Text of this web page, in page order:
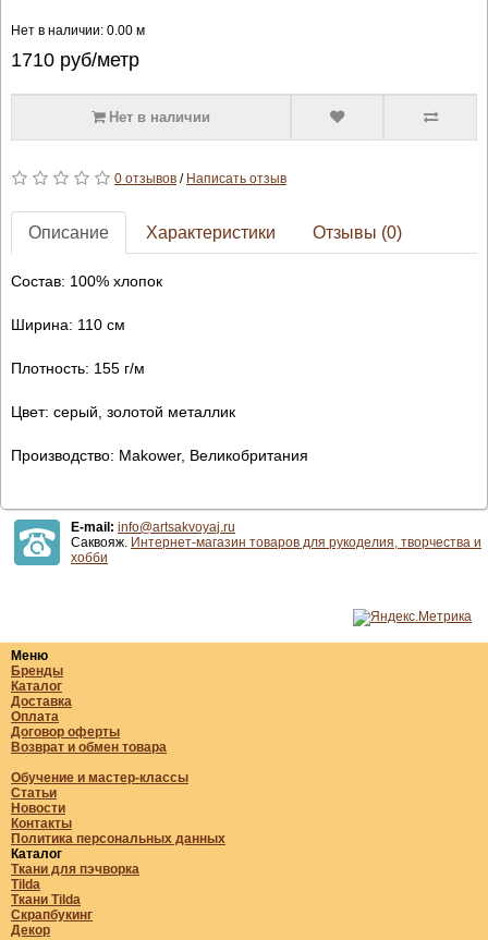
Нет в наличии: 0.00 м
1710руб/метр
Нет в наличии
0 отзывов/ Написать отзыв
Описание Характеристики Отзывы (0)
Состав: 100% хлопок
Ширина: 110 см
Плотность: 155 г/м
Цвет: серый, золотой металлик
Производство: Makower, Великобритания
E-mail: info@artsakvoyaj.ru
Саквояж. Интернет-магазин товаров для рукоделия, творчества и
хобби
Меню
Бренды
Каталог
Доставка
Оплата
Договор оферты
Возврат и обмен товара
Обучение и мастер-классы
Статьи
Новости
Контакты
Политика персональных данных
Каталог
Ткани для пэчворка
Tilda
Ткани Tilda
Скрапбукинг
Декор